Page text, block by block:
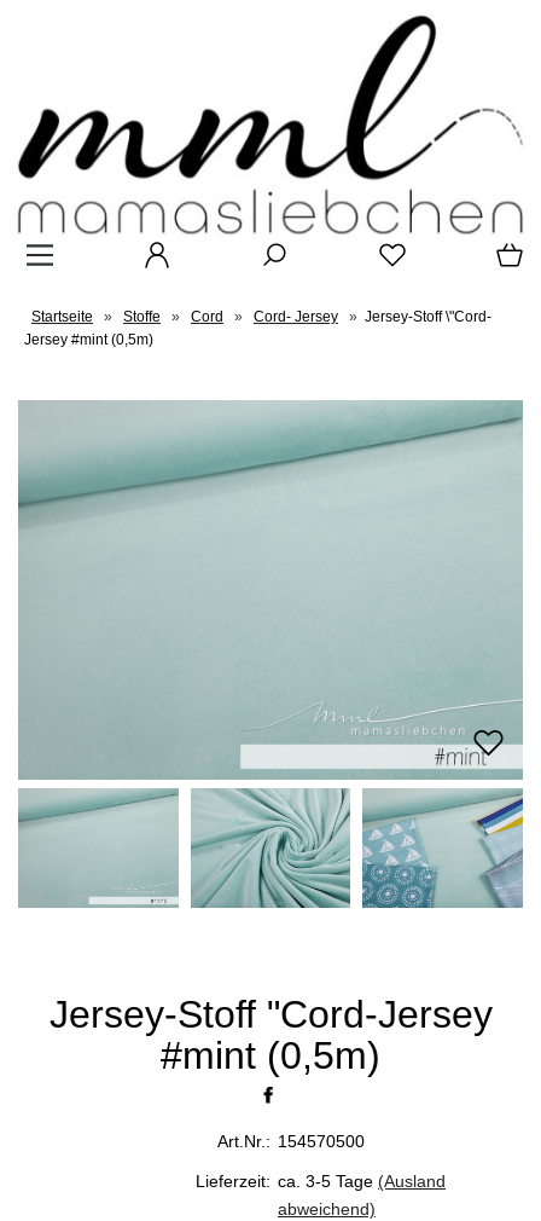
Startseite » Stoffe » Cord » Cord- Jersey » Jersey-Stoff \"Cord-
Jersey #mint (0,5m)
Jersey-Stoff "Cord-Jersey
#mint (0,5m)
Art.Nr.: 154570500
Lieferzeit: ca. 3-5 Tage (Ausland
abweichend)